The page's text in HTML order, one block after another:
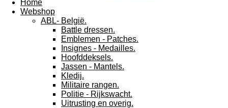
Home
Webshop
ABL- België.
Battle dressen.
Emblemen - Patches.
Insignes - Medailles.
Hoofddeksels.
Jassen - Mantels.
Kledij.
Militaire rangen.
Politie - Rijkswacht.
Uitrusting en overig.